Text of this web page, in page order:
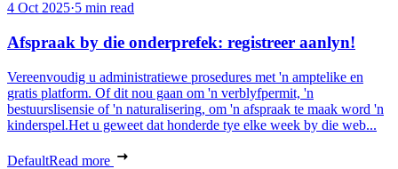
4 Oct 2025·5 min read
Afspraak by die onderprefek: registreer aanlyn!
Vereenvoudig u administratiewe prosedures met 'n amptelike en
gratis platform. Of dit nou gaan om 'n verblyfpermit, 'n
bestuurslisensie of 'n naturalisering, om 'n afspraak te maak word 'n
kinderspel.Het u geweet dat honderde tye elke week by die web...
DefaultRead more